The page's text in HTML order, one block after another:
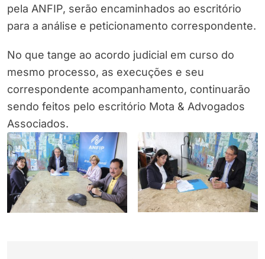
pela ANFIP, serão encaminhados ao escritório
para a análise e peticionamento correspondente.
No que tange ao acordo judicial em curso do
mesmo processo, as execuções e seu
correspondente acompanhamento, continuarão
sendo feitos pelo escritório Mota & Advogados
Associados.